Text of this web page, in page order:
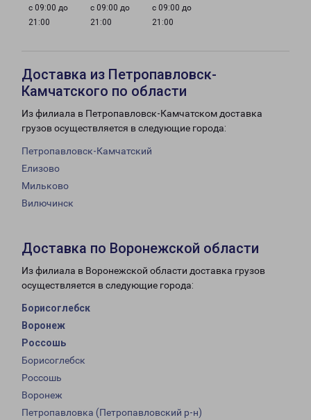
с 09:00 до
21:00
с 09:00 до
21:00
с 09:00 до
21:00
Доставка из Петропавловск-
Камчатского по области
Из филиала в Петропавловск-Камчатском доставка
грузов осуществляется в следующие города:
Петропавловск-Камчатский
Елизово
Мильково
Вилючинск
Доставка по Воронежской области
Из филиала в Воронежской области доставка грузов
осуществляется в следующие города:
Борисоглебск
Воронеж
Россошь
Борисоглебск
Россошь
Воронеж
Петропавловка (Петропавловский р-н)